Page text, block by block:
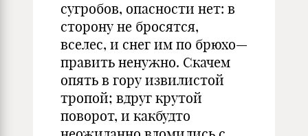
сугробов, опасности нет: в
сто­рону не бросятся,
вселес, и снег им по брюхо—
пра­вить ненужно. Скачем
опять в гору извилистой
тро­пой; вдруг крутой
поворот, и какбудто